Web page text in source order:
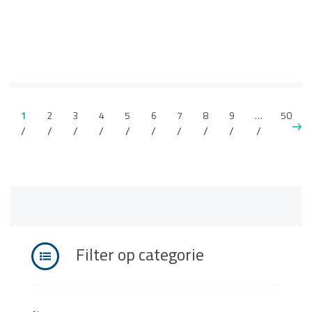
1 2 3 4 5 6 7 8 9 … 50
Filter op categorie